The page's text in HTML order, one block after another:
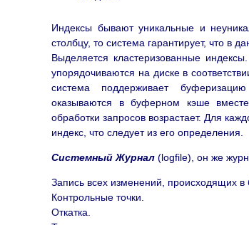
Индексы бывают уникальные и
столбцу, то система гарантирует, что в
Выделяется кластеризованные
упорядочиваются на диске в
система поддерживает
оказываются в буферном кэше
обработки запросов возрастает. Для
индекс, что следует из его определения.
Системный Журнал (logfile), он же
Запись всех изменений, происходящих в
Контрольные точки.
Откатка.